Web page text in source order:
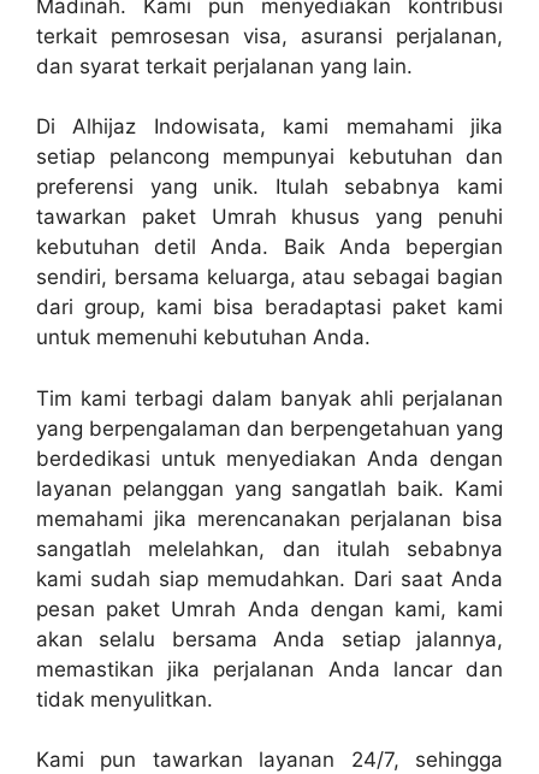
Madinah. Kami pun menyediakan kontribusi
terkait pemrosesan visa, asuransi perjalanan,
dan syarat terkait perjalanan yang lain.
Di Alhijaz Indowisata, kami memahami jika
setiap pelancong mempunyai kebutuhan dan
preferensi yang unik. Itulah sebabnya kami
tawarkan paket Umrah khusus yang penuhi
kebutuhan detil Anda. Baik Anda bepergian
sendiri, bersama keluarga, atau sebagai bagian
dari group, kami bisa beradaptasi paket kami
untuk memenuhi kebutuhan Anda.
Tim kami terbagi dalam banyak ahli perjalanan
yang berpengalaman dan berpengetahuan yang
berdedikasi untuk menyediakan Anda dengan
layanan pelanggan yang sangatlah baik. Kami
memahami jika merencanakan perjalanan bisa
sangatlah melelahkan, dan itulah sebabnya
kami sudah siap memudahkan. Dari saat Anda
pesan paket Umrah Anda dengan kami, kami
akan selalu bersama Anda setiap jalannya,
memastikan jika perjalanan Anda lancar dan
tidak menyulitkan.
Kami pun tawarkan layanan 24/7, sehingga